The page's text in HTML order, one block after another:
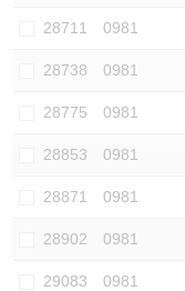
28711 0981
28738 0981
28775 0981
28853 0981
28871 0981
28902 0981
29083 0981
認股證/牛熊證日誌
認股證文件及公告
牛熊證到期結算價查詢
牛熊證分析儀
牛熊證文件及公告
中資ETFs溢價比較
AH 股價對照
ADR